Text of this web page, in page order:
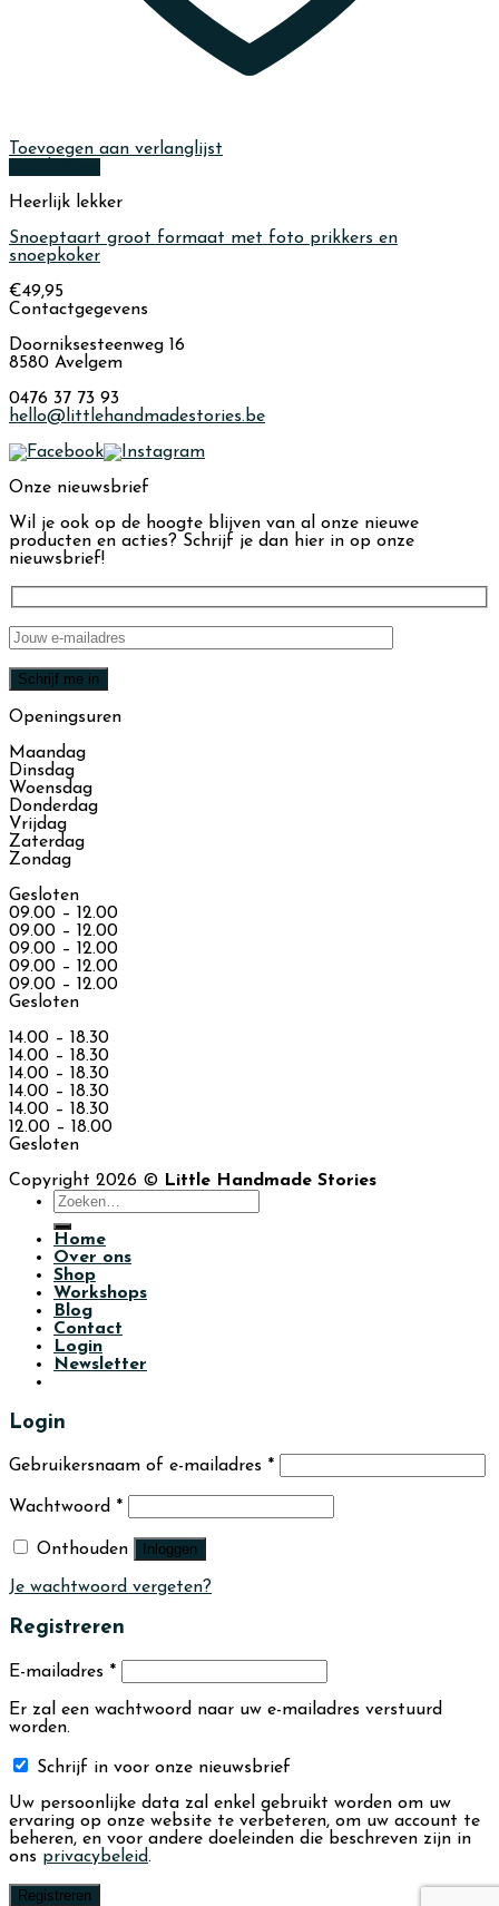
Toevoegen aan verlanglijst
Heerlijk lekker
Snoeptaart groot formaat met foto prikkers en
snoepkoker
€49,95
Contactgegevens
Doorniksesteenweg 16
8580 Avelgem
0476 37 73 93
hello@littlehandmadestories.be
Onze nieuwsbrief
Wil je ook op de hoogte blijven van al onze nieuwe
producten en acties? Schrijf je dan hier in op onze
nieuwsbrief!
Openingsuren
Maandag
Dinsdag
Woensdag
Donderdag
Vrijdag
Zaterdag
Zondag
Gesloten
09.00 – 12.00
09.00 – 12.00
09.00 – 12.00
09.00 – 12.00
09.00 – 12.00
Gesloten
14.00 – 18.30
14.00 – 18.30
14.00 – 18.30
14.00 – 18.30
14.00 – 18.30
12.00 – 18.00
Gesloten
Copyright 2026 © Little Handmade Stories
Zoeken
naar:
Home
Over ons
Shop
Workshops
Blog
Contact
Login
Newsletter
Login
Gebruikersnaam of e-mailadres *
Wachtwoord *
Onthouden Inloggen
Je wachtwoord vergeten?
Registreren
E-mailadres *
Er zal een wachtwoord naar uw e-mailadres verstuurd
worden.
Schrijf in voor onze nieuwsbrief
Uw persoonlijke data zal enkel gebruikt worden om uw
ervaring op onze website te verbeteren, om uw account te
beheren, en voor andere doeleinden die beschreven zijn in
ons privacybeleid.
Registreren